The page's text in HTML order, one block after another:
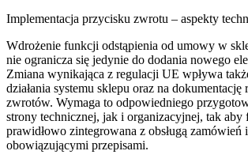
Implementacja przycisku zwrotu – aspekty
Wdrożenie funkcji odstąpienia od umowy w
nie ogranicza się jedynie do dodania nowego
Zmiana wynikająca z regulacji UE wpływa
działania systemu sklepu oraz na dokumentację
zwrotów. Wymaga to odpowiedniego
strony technicznej, jak i organizacyjnej, tak aby
prawidłowo zintegrowana z obsługą zamówień
obowiązującymi przepisami.